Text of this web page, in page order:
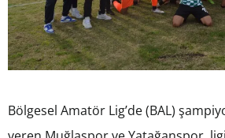
Bölgesel Amatör Lig’de (BAL)